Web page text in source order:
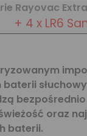
Rayovac
+ 4 x LR6
oraz
baterii.